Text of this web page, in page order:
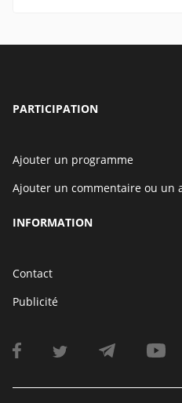
PARTICIPATION
Ajouter un programme
Ajouter un commentaire ou un
INFORMATION
Contact
Publicité